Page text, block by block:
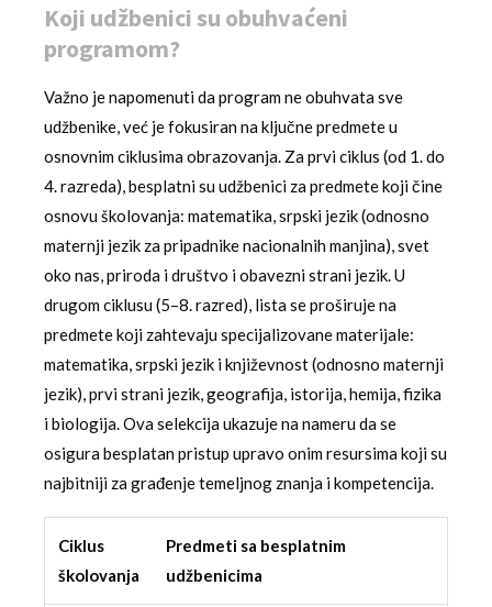
Koji udžbenici su obuhvaćeni
programom?
Važno je napomenuti da program ne obuhvata sve
udžbenike, već je fokusiran na ključne predmete u
osnovnim ciklusima obrazovanja. Za prvi ciklus (od 1. do
4. razreda), besplatni su udžbenici za predmete koji čine
osnovu školovanja: matematika, srpski jezik (odnosno
maternji jezik za pripadnike nacionalnih manjina), svet
oko nas, priroda i društvo i obavezni strani jezik. U
drugom ciklusu (5–8. razred), lista se proširuje na
predmete koji zahtevaju specijalizovane materijale:
matematika, srpski jezik i književnost (odnosno maternji
jezik), prvi strani jezik, geografija, istorija, hemija, fizika
i biologija. Ova selekcija ukazuje na nameru da se
osigura besplatan pristup upravo onim resursima koji su
najbitniji za građenje temeljnog znanja i kompetencija.
Ciklus
školovanja
Predmeti sa besplatnim
udžbenicima